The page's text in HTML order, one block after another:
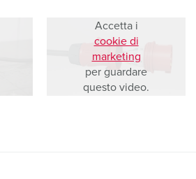
Accetta i
cookie di
marketing
per guardare
questo video.